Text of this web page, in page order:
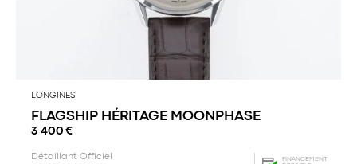
LONGINES
FLAGSHIP HÉRITAGE MOONPHASE
3 400 €
Détaillant Officiel
FINANCEMENT